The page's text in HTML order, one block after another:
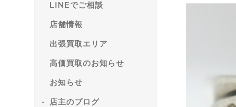
LINEでご相談
店舗情報
出張買取エリア
高価買取のお知らせ
お知らせ
店主のブログ